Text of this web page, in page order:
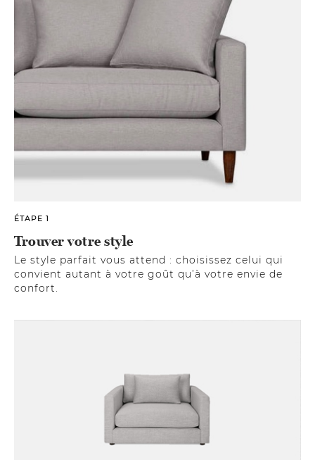
ÉTAPE 1
Trouver votre style
Le style parfait vous attend : choisissez celui qui
convient autant à votre goût qu’à votre envie de
confort.